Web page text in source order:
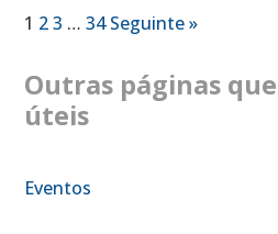
1 2 3 … 34 Seguinte »
Outras páginas
úteis
Eventos